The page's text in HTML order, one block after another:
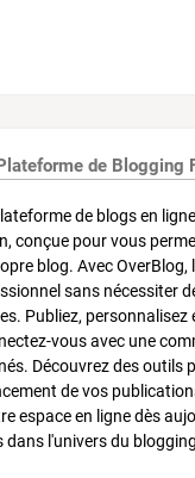
de Blogging
de blogs en
conçue pour vous
blog. Avec OverBlog,
sans nécessiter
Publiez,
vous avec une
Découvrez des outils
de vos
espace en ligne dès
dans l'univers du